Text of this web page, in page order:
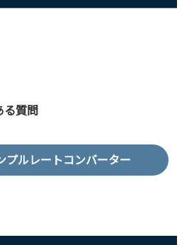
る質問
プルレートコンバーター